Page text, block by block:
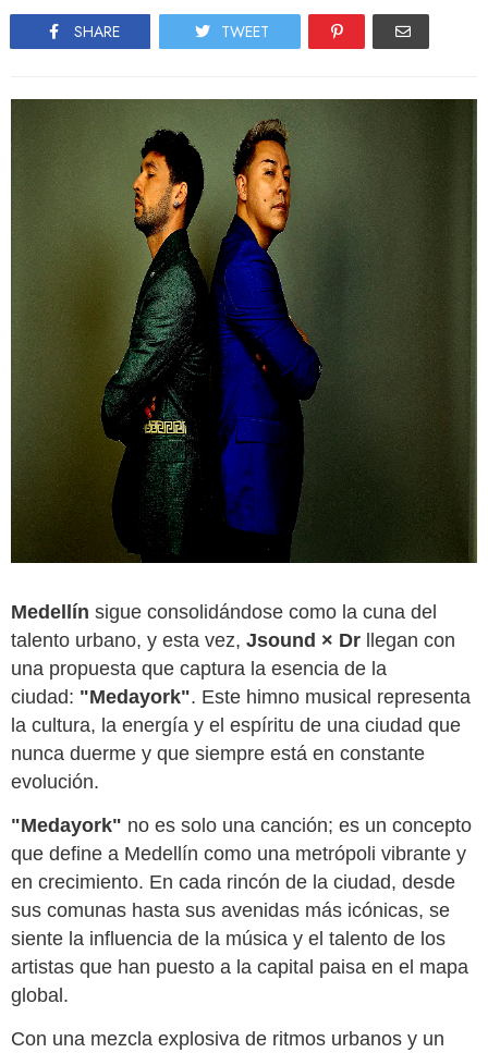
SHARE TWEET
Medellín sigue consolidándose como la cuna del
talento urbano, y esta vez, Jsound × Dr llegan con
una propuesta que captura la esencia de la
ciudad: "Medayork". Este himno musical representa
la cultura, la energía y el espíritu de una ciudad que
nunca duerme y que siempre está en constante
evolución.
"Medayork" no es solo una canción; es un concepto
que define a Medellín como una metrópoli vibrante y
en crecimiento. En cada rincón de la ciudad, desde
sus comunas hasta sus avenidas más icónicas, se
siente la influencia de la música y el talento de los
artistas que han puesto a la capital paisa en el mapa
global.
Con una mezcla explosiva de ritmos urbanos y un